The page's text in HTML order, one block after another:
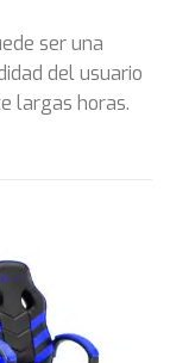
ser una
del usuario
largas horas.